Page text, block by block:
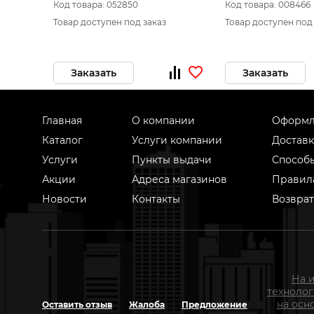
Код товара: 052850
Товар доступен под заказ
Заказать
Код товара: 008466
Товар доступен под
Заказать
Главная
Каталог
Услуги
Акции
Новости
О компании
Услуги компании
Пункты выдачи
Адреса магазинов
Контакты
Оставить отзыв Жалоба Предложение
На
на